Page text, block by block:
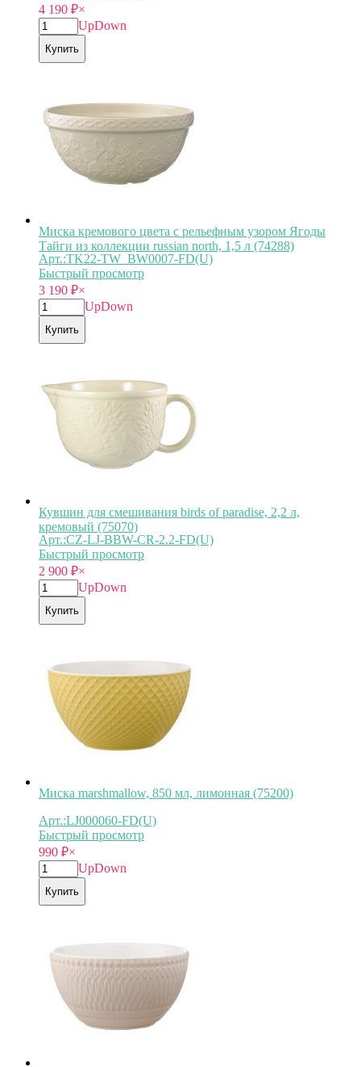
4 190 ₽×
UpDown
Купить
Миска кремового цвета с рельефным узором Ягоды
Тайги из коллекции russian north, 1,5 л (74288)
Арт.:TK22-TW_BW0007-FD(U)
Быстрый просмотр
3 190 ₽×
UpDown
Купить
Кувшин для смешивания birds of paradise, 2,2 л,
кремовый (75070)
Арт.:CZ-LJ-BBW-CR-2.2-FD(U)
Быстрый просмотр
2 900 ₽×
UpDown
Купить
Миска marshmallow, 850 мл, лимонная (75200)
Арт.:LJ000060-FD(U)
Быстрый просмотр
990 ₽×
UpDown
Купить